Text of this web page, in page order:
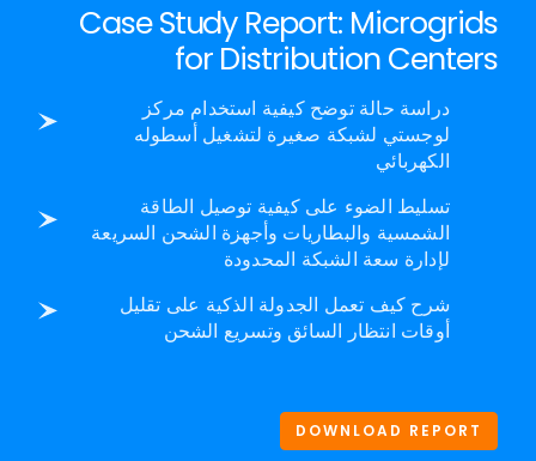
Case Study Report: Microgrids
for Distribution Centers
دراسة حالة توضح كيفية استخدام مركز
لوجستي لشبكة صغيرة لتشغيل أسطوله
الكهربائي
تسليط الضوء على كيفية توصيل الطاقة
الشمسية والبطاريات وأجهزة الشحن السريعة
لإدارة سعة الشبكة المحدودة
شرح كيف تعمل الجدولة الذكية على تقليل
أوقات انتظار السائق وتسريع الشحن
DOWNLOAD REPORT